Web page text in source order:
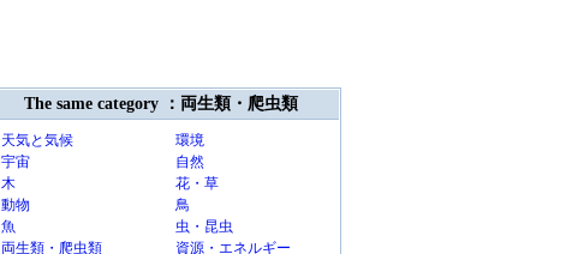
The same category ：両生類・爬虫類
天気と気候
環境
宇宙
自然
木
花・草
動物
鳥
魚
虫・昆虫
両生類・爬虫類
資源・エネルギー